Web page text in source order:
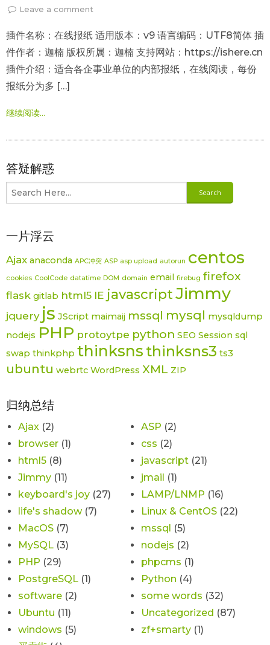
Leave a comment
插件名称：在线报纸 适用版本：v9 语言编码：UTF8简体 插
件作者：迦楠 版权所属：迦楠 支持网站：https://ishere.cn
插件介绍：适合各企事业单位的内部报纸，在线阅读，每份
报纸分为多 […]
继续阅读...
答疑解惑
一片浮云
Ajax anaconda APC冲突 ASP asp upload autorun centos
cookies CoolCode datatime DOM domain email firebug firefox
flask gitlab html5 IE javascriptJimmy
jquery js JScript maimaij mssql mysql mysqldump
nodejs PHP protoytpe python SEO Session sql
swap thinkphp thinksns thinksns3 ts3
ubuntu webrtc WordPress XML ZIP
归纳总结
Ajax (2) ASP (2)
browser (1) css (2)
html5 (8) javascript (21)
Jimmy (11) jmail (1)
keyboard's joy (27) LAMP/LNMP (16)
life's shadow(7) Linux & CentOS (22)
MacOS (7) mssql (5)
MySQL (3) nodejs (2)
PHP (29) phpcms (1)
PostgreSQL (1) Python (4)
software (2) some words (32)
Ubuntu (11) Uncategorized (87)
windows (5) zf+smarty (1)